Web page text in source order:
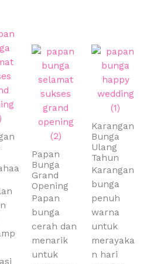
Papan
Bunga
Grand
Opening
Papan
bunga
cerah dan
menarik
untuk
Karangan
Bunga
Ulang
Tahun
Karangan
bunga
penuh
warna
untuk
merayaka
n hari